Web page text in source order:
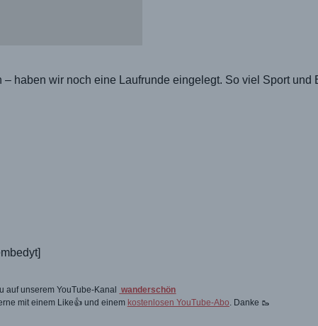
haben wir noch eine Laufrunde eingelegt. So viel Sport und
auf unserem YouTube-Kanal wanderschön
mit einem Like👍 und einem kostenlosen YouTube-Abo . Danke 🥾